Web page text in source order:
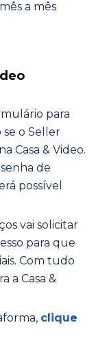
a mês
para
se o Seller
Casa & Video.
de
possível
vai solicitar
para que
Com tudo
a Casa &
clique